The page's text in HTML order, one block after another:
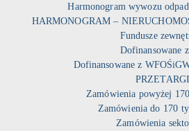
Harmonogram wywozu
HARMONOGRAM –
Fundusze
Dofinansowane
Dofinansowane z
PRZETARGI
Zamówienia powyżej
Zamówienia do 170
Zamówienia